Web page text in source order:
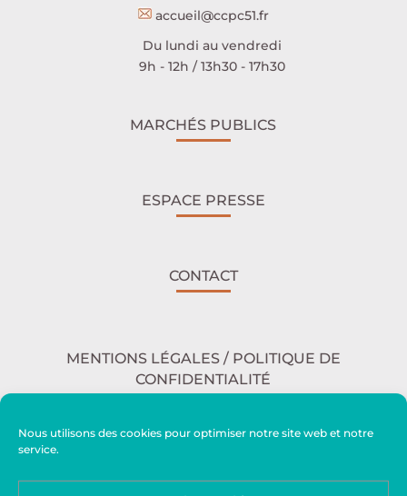
Nous utilisons des cookies pour optimiser notre site web et notre
service.
accueil@ccpc51.fr
Du lundi au vendredi
9h - 12h / 13h30 - 17h30
MARCHÉS PUBLICS
ESPACE PRESSE
CONTACT
MENTIONS LÉGALES / POLITIQUE DE
CONFIDENTIALITÉ